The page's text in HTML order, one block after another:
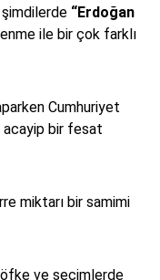
“Erdoğan
ile bir çok farklı
Cumhuriyet
acayip bir fesat
miktarı bir samimi
ve seçimlerde